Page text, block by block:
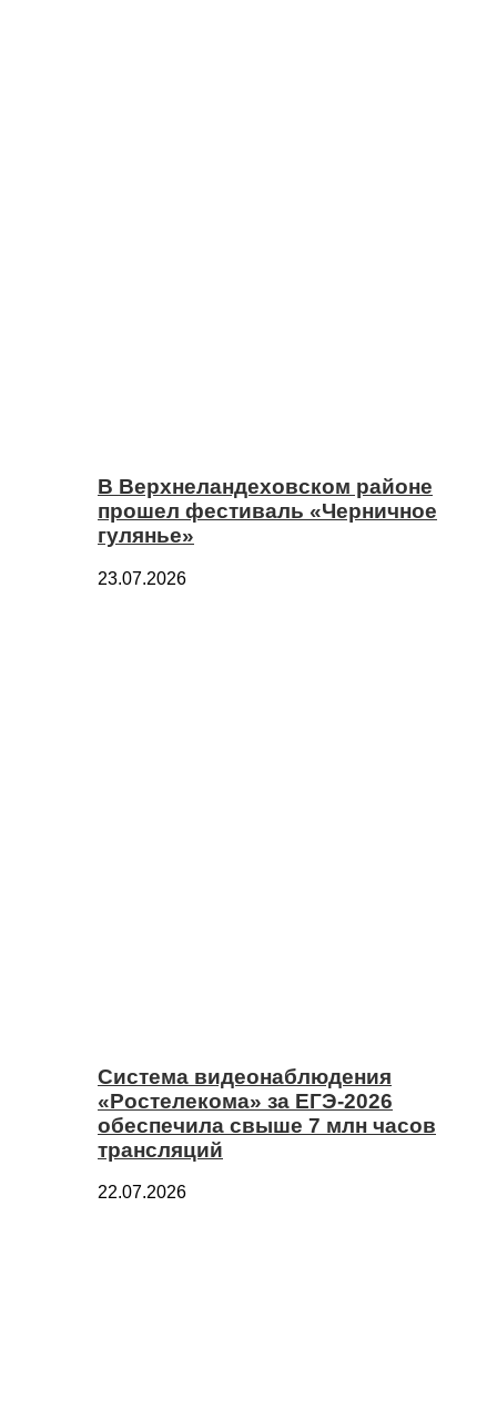
В Верхнеландеховском районе
прошел фестиваль «Черничное
гулянье»
23.07.2026
Система видеонаблюдения
«Ростелекома» за ЕГЭ-2026
обеспечила свыше 7 млн часов
трансляций
22.07.2026